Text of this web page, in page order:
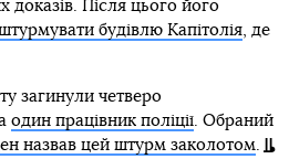
доказів. Після цього його
будівлю Капітолія, де
загинули четверо
один працівник поліції. Обраний
назвав цей штурм заколотом.